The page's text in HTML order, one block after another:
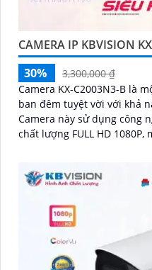
CAMERA IP KBVISION
30%
3,300,000 ₫
Camera KX-C2003N3-B là
ban đêm tuyệt vời với khả
Camera này sử dụng công
chất lượng FULL HD